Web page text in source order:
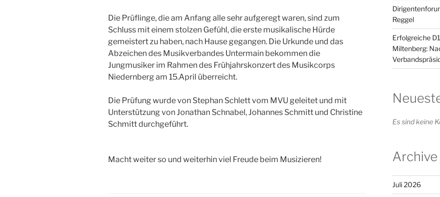
Die Prüflinge, die am Anfang alle sehr aufgeregt waren, sind zum
Schluss mit einem stolzen Gefühl, die erste musikalische Hürde
gemeistert zu haben, nach Hause gegangen. Die Urkunde und das
Abzeichen des Musikverbandes Untermain bekommen die
Jungmusiker im Rahmen des Frühjahrskonzert des Musikcorps
Niedernberg am 15.April überreicht.
Die Prüfung wurde von Stephan Schlett vom MVU geleitet und mit
Unterstützung von Jonathan Schnabel, Johannes Schmitt und Christine
Schmitt durchgeführt.
Macht weiter so und weiterhin viel Freude beim Musizieren!
Reggel
Erfolgreiche
Miltenberg:
Es sind keine
Archive
Juli 2026